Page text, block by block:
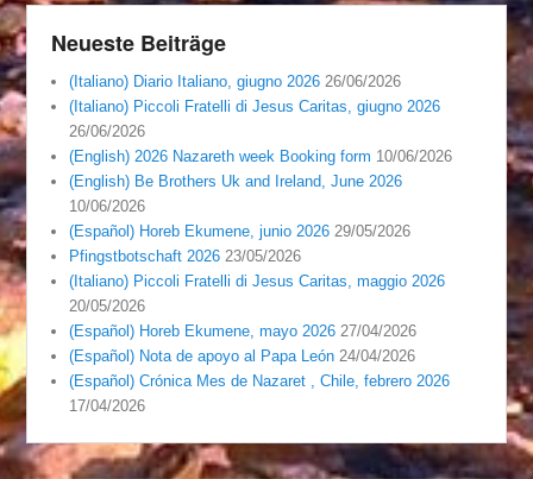
Neueste Beiträge
(Italiano) Diario Italiano, giugno 2026 26/06/2026
(Italiano) Piccoli Fratelli di Jesus Caritas, giugno 2026
26/06/2026
(English) 2026 Nazareth week Booking form 10/06/2026
(English) Be Brothers Uk and Ireland, June 2026
10/06/2026
(Español) Horeb Ekumene, junio 2026 29/05/2026
Pfingstbotschaft 2026 23/05/2026
(Italiano) Piccoli Fratelli di Jesus Caritas, maggio 2026
20/05/2026
(Español) Horeb Ekumene, mayo 2026 27/04/2026
(Español) Nota de apoyo al Papa León 24/04/2026
(Español) Crónica Mes de Nazaret , Chile, febrero 2026
17/04/2026